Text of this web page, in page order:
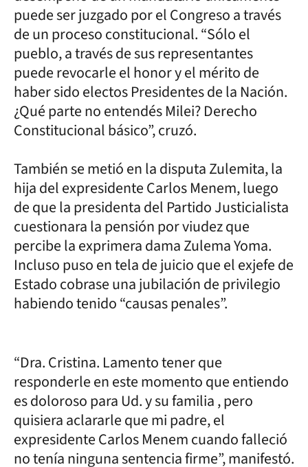
puede ser juzgado por el Congreso a través
de un proceso constitucional. “Sólo el
pueblo, a través de sus representantes
puede revocarle el honor y el mérito de
haber sido electos Presidentes de la Nación.
¿Qué parte no entendés Milei? Derecho
Constitucional básico”, cruzó.
También se metió en la disputa Zulemita, la
hija del expresidente Carlos Menem, luego
de que la presidenta del Partido Justicialista
cuestionara la pensión por viudez que
percibe la exprimera dama Zulema Yoma.
Incluso puso en tela de juicio que el exjefe de
Estado cobrase una jubilación de privilegio
habiendo tenido “causas penales”.
“Dra. Cristina. Lamento tener que
responderle en este momento que entiendo
es doloroso para Ud. y su familia , pero
quisiera aclararle que mi padre, el
expresidente Carlos Menem cuando falleció
no tenía ninguna sentencia firme”, manifestó.